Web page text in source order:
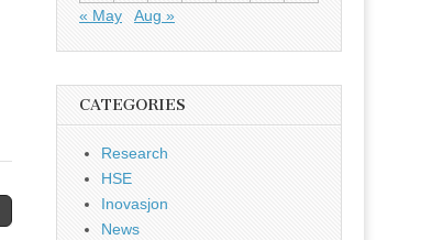
« May
Aug »
CATEGORIES
Research
HSE
Inovasjon
News